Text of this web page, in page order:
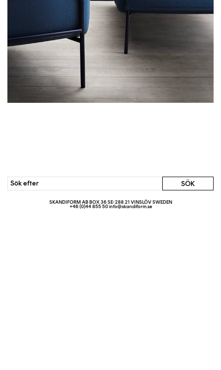
SKANDIFORM AB BOX 36 SE-288 21 VINSLÖV SWEDEN
+46 (0)44 855 50 info@skandiform.se